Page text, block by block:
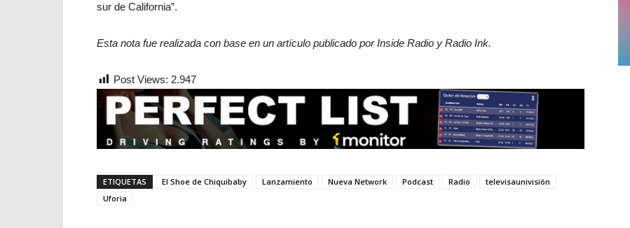
sur de California”.
Esta nota fue realizada con base en un artículo publicado por Inside Radio y Radio Ink.
Post Views: 2.947
ETIQUETAS El Shoe de Chiquibaby Lanzamiento Nueva Network Podcast Radio
televisaunivisión
Uforia